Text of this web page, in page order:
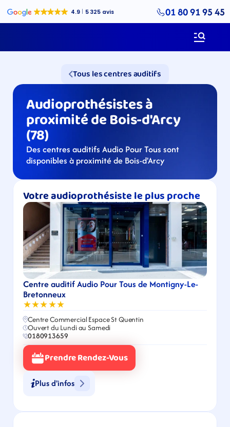
01 80 91 95 45
Tous les centres auditifs
Audioprothésistes à
proximité de Bois-d'Arcy
(78)
Des centres auditifs Audio Pour Tous sont
disponibles à proximité de Bois-d'Arcy
Votre audioprothésiste le plus proche
Centre auditif Audio Pour Tous de Montigny-Le-
Bretonneux
★★★★★
Centre Commercial Espace St Quentin
Ouvert du Lundi au Samedi
0180913659
Prendre Rendez-Vous
Plus d'infos